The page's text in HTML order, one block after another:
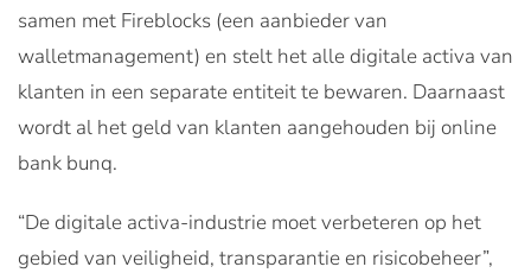
samen met Fireblocks (een aanbieder van
walletmanagement) en stelt het alle digitale activa van
klanten in een separate entiteit te bewaren. Daarnaast
wordt al het geld van klanten aangehouden bij online
bank bunq.
“De digitale activa-industrie moet verbeteren op het
gebied van veiligheid, transparantie en risicobeheer”,